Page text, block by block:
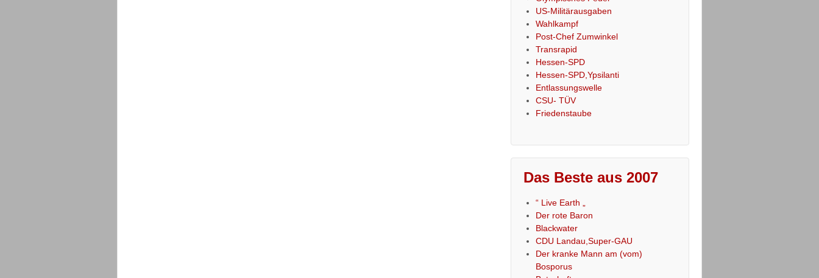
US-Militärausgaben
Wahlkampf
Post-Chef Zumwinkel
Transrapid
Hessen-SPD
Hessen-SPD,Ypsilanti
Entlassungswelle
CSU- TÜV
Friedenstaube
Das Beste aus 2007
“ Live Earth „
Der rote Baron
Blackwater
CDU Landau,Super-GAU
Der kranke Mann am (vom)
Bosporus